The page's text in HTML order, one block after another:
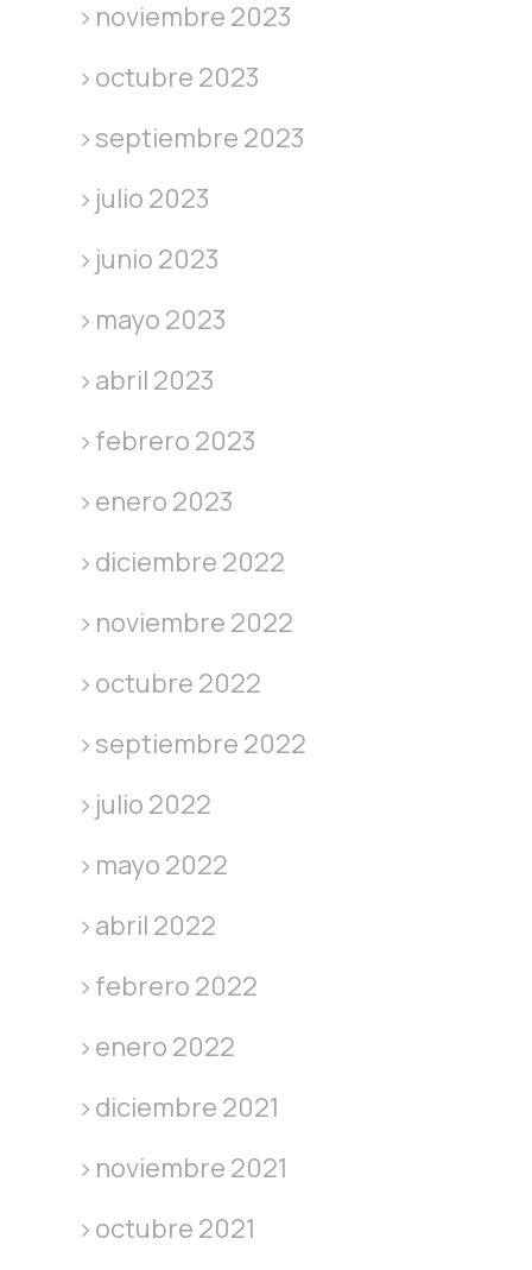
noviembre 2023
octubre 2023
septiembre 2023
julio 2023
junio 2023
mayo 2023
abril 2023
febrero 2023
enero 2023
diciembre 2022
noviembre 2022
octubre 2022
septiembre 2022
julio 2022
mayo 2022
abril 2022
febrero 2022
enero 2022
diciembre 2021
noviembre 2021
octubre 2021